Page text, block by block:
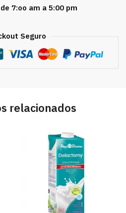
7:oo am a 5:00 pm
Seguro
relacionados